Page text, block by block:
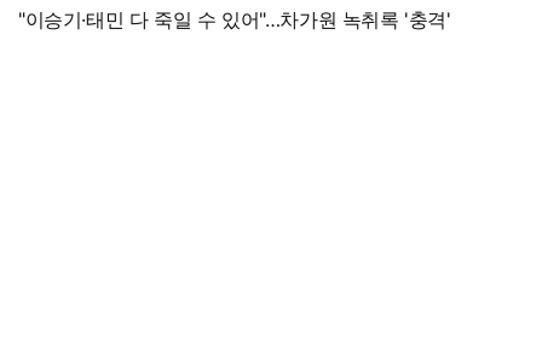
"이승기·태민 다 죽일 수 있어"…차가원 녹취록 '충격'